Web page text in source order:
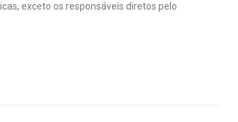
exceto os responsáveis diretos pelo